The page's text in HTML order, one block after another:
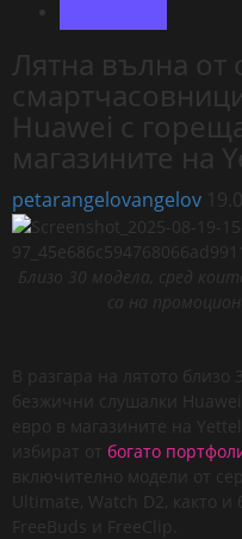
Лятна вълна от
Huawei с
магазините на
petarangelovangelov
Близо 30 модела, сред
са на
В разгара на лятото близо
безжични слушалки
евро в магазините на
избират от богато
включително модели от
Ultimate, Watch D2, както
FreeBuds и FreeClip.